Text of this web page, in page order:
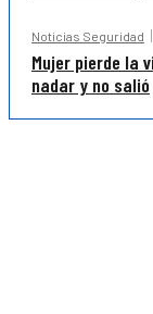
Noticias Seguridad
Mujer pierde la
nadar y no salió